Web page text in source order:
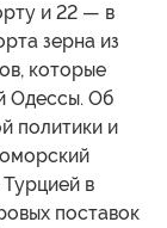
и 22 — в
зерна из
которые
Одессы. Об
политики и
в
поставок